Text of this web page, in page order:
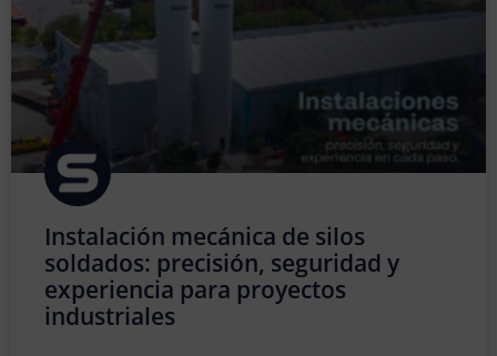
Instalación mecánica de silos
soldados: precisión, seguridad y
experiencia para proyectos
industriales